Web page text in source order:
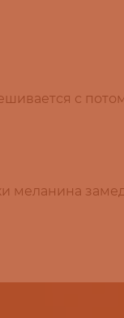
с
меланина